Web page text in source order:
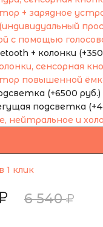
+ колонки
(+6500 руб.)
подсветка
1 клик
6 540